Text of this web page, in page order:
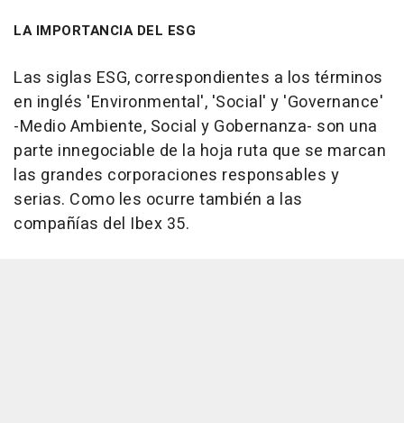
LA IMPORTANCIA DEL ESG
Las siglas ESG, correspondientes a los términos
en inglés 'Environmental', 'Social' y 'Governance'
-Medio Ambiente, Social y Gobernanza- son una
parte innegociable de la hoja ruta que se marcan
las grandes corporaciones responsables y
serias. Como les ocurre también a las
compañías del Ibex 35.